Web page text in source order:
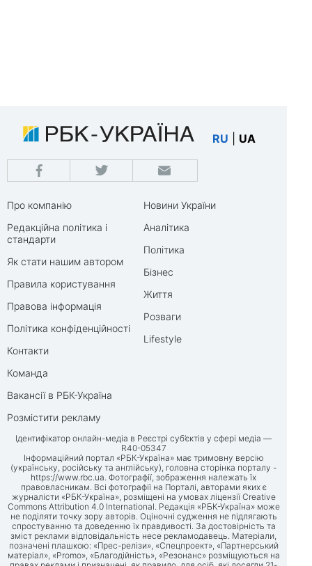
RU UA
Про компанію
Редакційна політика і
стандарти
Як стати нашим автором
Правила користування
Правова інформація
Політика конфіденційності
Контакти
Команда
Вакансії в РБК-Україна
Розмістити рекламу
Новини України
Аналітика
Політика
Бізнес
Життя
Розваги
Lifestyle
Ідентифікатор онлайн-медіа в Реєстрі суб’єктів у сфері медіа —
R40-05347
Інформаційний портал «РБК-Україна» має тримовну версію
(українську, російську та англійську), головна сторінка порталу -
https://www.rbc.ua . Фотографії, зображення належать їх
правовласникам. Всі фотографії на Порталі, авторами яких є
журналісти «РБК-Україна», розміщені на умовах ліцензії Creative
Commons Attribution 4.0 International. Редакція «РБК-Україна» може
не поділяти точку зору авторів. Оціночні судження не підлягають
спростуванню та доведенню їх правдивості. За достовірність та
зміст реклами відповідальність несе рекламодавець. Матеріали,
позначені плашкою: «Прес-релізи», «Спецпроект», «Партнерський
матеріал», «Promo», «Благодійність», «Резонанс» розміщуються на